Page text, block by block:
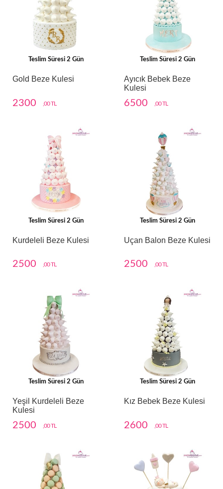
Teslim Süresi 2 Gün
Gold Beze Kulesi
2300 ,00 TL
Teslim Süresi 2 Gün
Ayıcık Bebek Beze
Kulesi
6500 ,00 TL
Teslim Süresi 2 Gün
Kurdeleli Beze Kulesi
2500 ,00 TL
Teslim Süresi 2 Gün
Uçan Balon Beze Kulesi
2500 ,00 TL
Teslim Süresi 2 Gün
Yeşil Kurdeleli Beze
Kulesi
2500 ,00 TL
Teslim Süresi 2 Gün
Kız Bebek Beze Kulesi
2600 ,00 TL